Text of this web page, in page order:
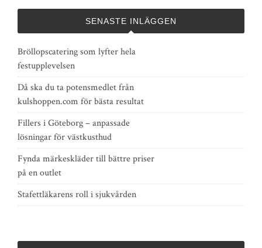
SENASTE INLÄGGEN
Bröllopscatering som lyfter hela
festupplevelsen
Då ska du ta potensmedlet från
kulshoppen.com för bästa resultat
Fillers i Göteborg – anpassade
lösningar för västkusthud
Fynda märkeskläder till bättre priser
på en outlet
Stafettläkarens roll i sjukvården